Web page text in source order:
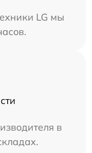
LG мы
в